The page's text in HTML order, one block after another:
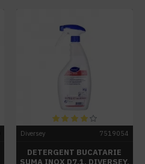
Diversey 7519054
DETERGENT BUCATARIE
SUMA INOX D7.1, DIVERSEY,